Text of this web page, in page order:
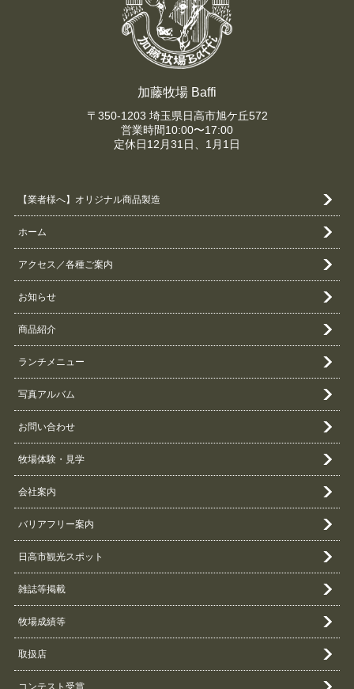
加藤牧場 Baffi
〒350-1203 埼玉県日高市旭ケ丘572
営業時間10:00〜17:00
定休日12月31日、1月1日
【業者様へ】オリジナル商品製造
ホーム
アクセス／各種ご案内
お知らせ
商品紹介
ランチメニュー
写真アルバム
お問い合わせ
牧場体験・見学
会社案内
バリアフリー案内
日高市観光スポット
雑誌等掲載
牧場成績等
取扱店
コンテスト受賞